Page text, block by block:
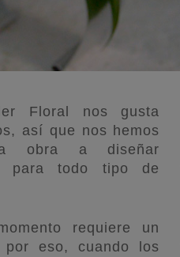
Floral nos gusta
así que nos hemos
obra a diseñar
para todo tipo de
requiere un
por eso, cuando los